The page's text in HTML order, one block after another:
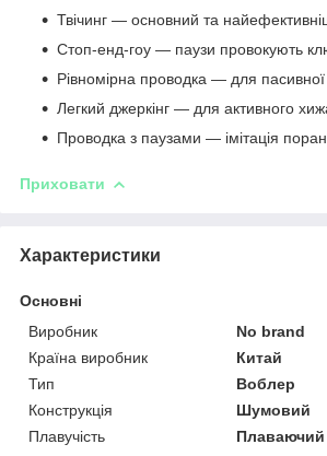
Твічинг — основний та
Стоп-енд-гоу — паузи провокують
Рівномірна проводка — для
Легкий джеркінг — для активного
Проводка з паузами — імітація
Приховати
Характеристики
Основні
Виробник
No brand
Країна виробник
Китай
Тип
Воблер
Конструкція
Шумовий
Плавучість
Плаваючий